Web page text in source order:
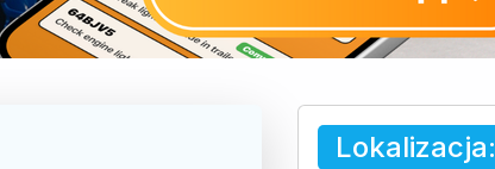
Lokalizacja: